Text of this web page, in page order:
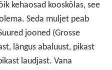
kehaosad kooskõlas, see
Seda muljet peab
jooned (Grosse
längus abaluust, pikast
laudjast. Vana